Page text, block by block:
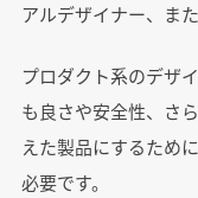
アルデザイナー、ま
プロダクト系のデザ
も良さや安全性、さ
えた製品にするため
必要です。